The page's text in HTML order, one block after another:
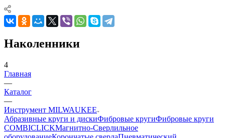
Наколенники
4
Главная
—
Каталог
—
Инструмент MILWAUKEE
Абразивные круги и дискиФибровые кругиФибровые круги
COMBICLICKМагнитно-Сверлильное